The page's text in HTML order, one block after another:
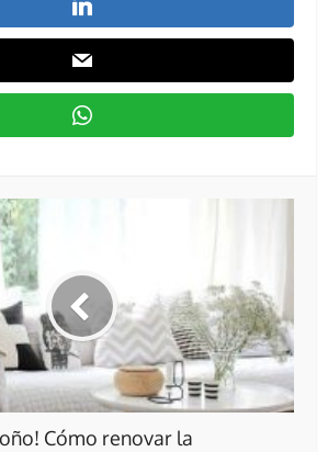
Cómo renovar la